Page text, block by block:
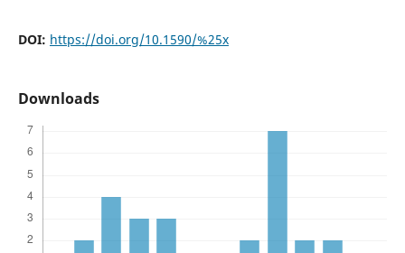
DOI: https://doi.org/10.1590/%25x
Downloads